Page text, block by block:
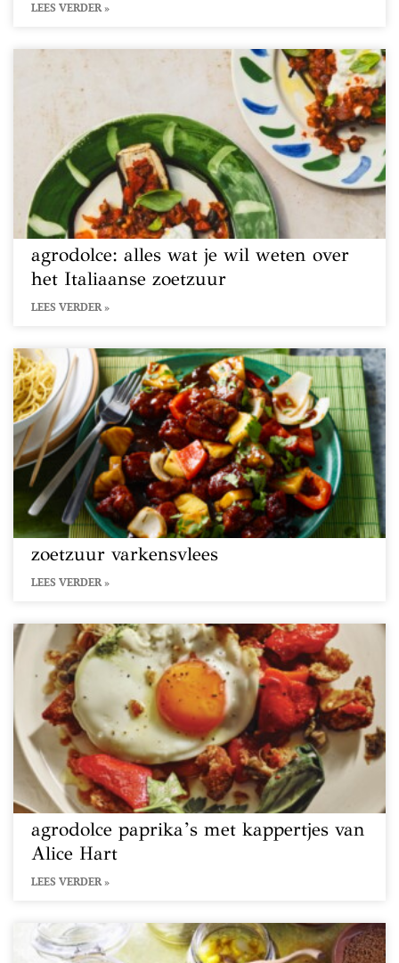
LEES VERDER »
agrodolce: alles wat je wil weten over
het Italiaanse zoetzuur
LEES VERDER »
zoetzuur varkensvlees
LEES VERDER »
agrodolce paprika’s met kappertjes van
Alice Hart
LEES VERDER »